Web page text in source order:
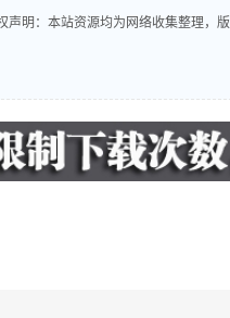
明：本站资源均为网络收集整理，